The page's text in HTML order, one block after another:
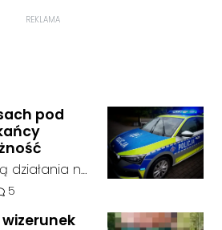
REKLAMA
pod
działania na
leśnych w
komentarzy artykułu:
5